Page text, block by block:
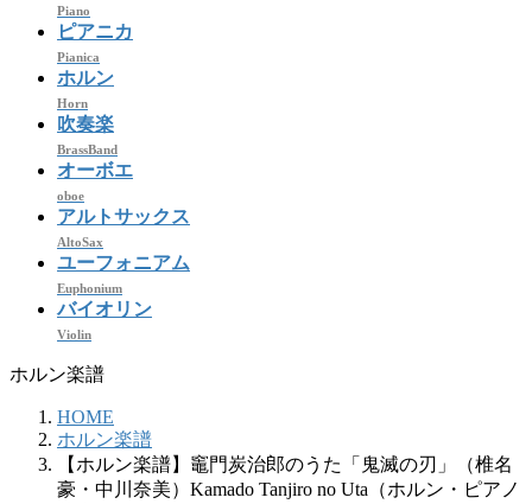
Piano
ピアニカ
Pianica
ホルン
Horn
吹奏楽
BrassBand
オーボエ
oboe
アルトサックス
AltoSax
ユーフォニアム
Euphonium
バイオリン
Violin
ホルン楽譜
HOME
ホルン楽譜
【ホルン楽譜】竈門炭治郎のうた「鬼滅の刃」（椎名
豪・中川奈美）Kamado Tanjiro no Uta（ホルン・ピアノ